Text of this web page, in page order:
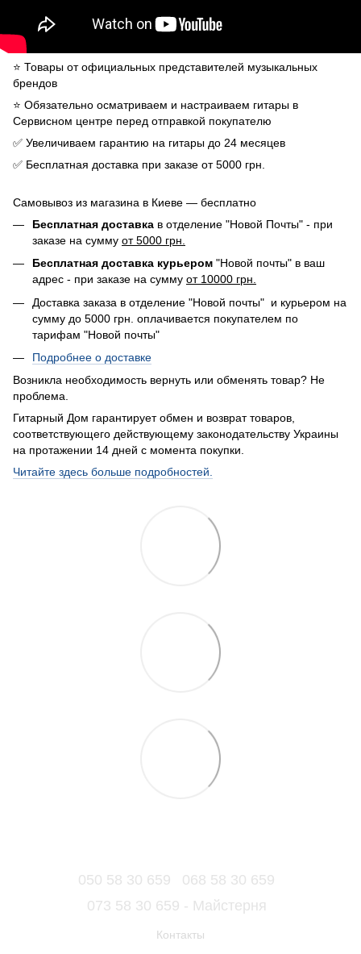
⭐️ Товары от официальных представителей музыкальных
брендов
⭐️ Обязательно осматриваем и настраиваем гитары в
Сервисном центре перед отправкой покупателю
✅ Увеличиваем гарантию на гитары до 24 месяцев
✅ Бесплатная доставка при заказе от 5000 грн.
Самовывоз из магазина в Киеве — бесплатно
Бесплатная доставка в отделение "Новой Почты" - при
заказе на сумму от 5000 грн.
Бесплатная доставка курьером "Новой почты" в ваш
адрес - при заказе на сумму от 10000 грн.
Доставка заказа в отделение "Новой почты" и курьером на
сумму до 5000 грн. оплачивается покупателем по
тарифам "Новой почты"
Подробнее о доставке
Возникла необходимость вернуть или обменять товар? Не
проблема.
Гитарный Дом гарантирует обмен и возврат товаров,
соответствующего действующему законодательству Украины
на протажении 14 дней с момента покупки.
Читайте здесь больше подробностей.
050 58 30 659
068 58 30 659
073 58 30 659 - Майстерня
Контакты